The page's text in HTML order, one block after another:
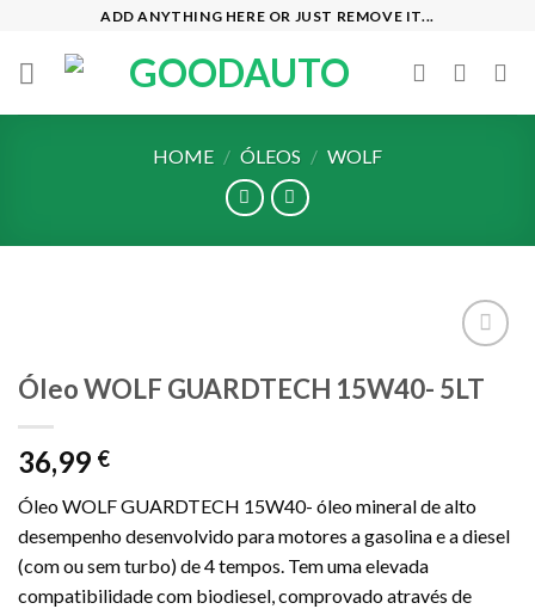
content
ADD ANYTHING HERE OR JUST REMOVE IT...
HOME / ÓLEOS / WOLF
wishlist
Óleo WOLF GUARDTECH 15W40- 5LT
36,99 €
Óleo WOLF GUARDTECH 15W40- óleo mineral de alto
desempenho desenvolvido para motores a gasolina e a diesel
(com ou sem turbo) de 4 tempos. Tem uma elevada
compatibilidade com biodiesel, comprovado através de